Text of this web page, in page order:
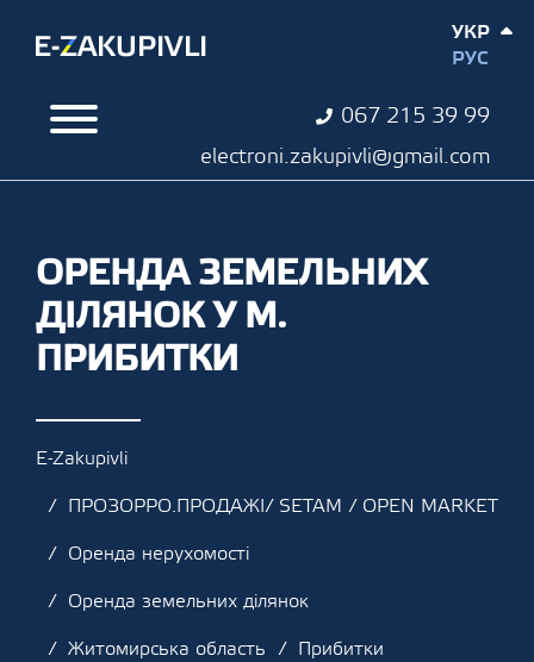
067 215 39 99
electroni.zakupivli@gmail.com
УКР
РУС
ОРЕНДА ЗЕМЕЛЬНИХ
ДІЛЯНОК У М.
ПРИБИТКИ
E-Zakupivli
ПРОЗОРРО.ПРОДАЖІ/ SETAM / OPEN MARKET
Оренда нерухомості
Оренда земельних ділянок
Житомирська область
Прибитки